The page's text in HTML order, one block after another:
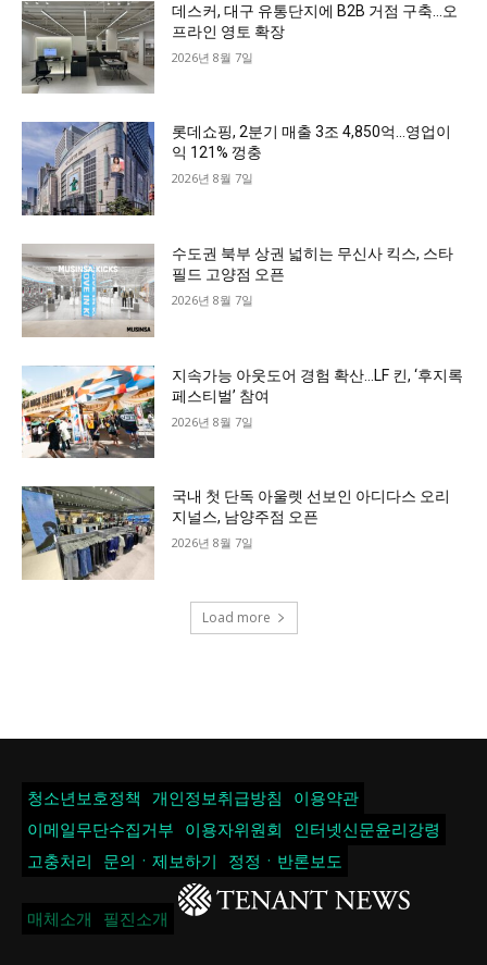
데스커, 대구 유통단지에 B2B 거점 구축…오
프라인 영토 확장
2026년 8월 7일
롯데쇼핑, 2분기 매출 3조 4,850억…영업이
익 121% 껑충
2026년 8월 7일
수도권 북부 상권 넓히는 무신사 킥스, 스타
필드 고양점 오픈
2026년 8월 7일
지속가능 아웃도어 경험 확산…LF 킨, ‘후지록
페스티벌’ 참여
2026년 8월 7일
국내 첫 단독 아울렛 선보인 아디다스 오리
지널스, 남양주점 오픈
2026년 8월 7일
Load more
청소년보호정책 개인정보취급방침
이용약관
이메일무단수집거부
이용자위원회
인터넷신문윤리강령
고충처리
문의ㆍ제보하기 정정ㆍ반론보도
매체소개 필진소개